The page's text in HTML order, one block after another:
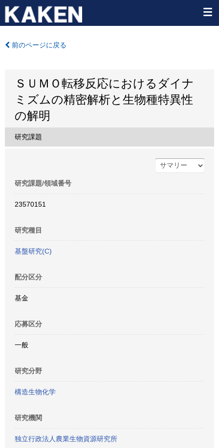
前のページに戻る
ＳＵＭＯ転移反応におけるダイナ
ミズムの精密解析と生物種特異性
の解明
研究課題
研究課題/領域番号
23570151
研究種目
基盤研究(C)
配分区分
基金
応募区分
一般
研究分野
構造生物化学
研究機関
独立行政法人農業生物資源研究所